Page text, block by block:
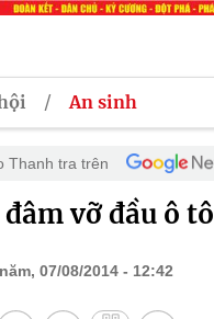
/ An sinh
Thanh tra trên
vỡ đầu ô tô
07/08/2014 - 12:42